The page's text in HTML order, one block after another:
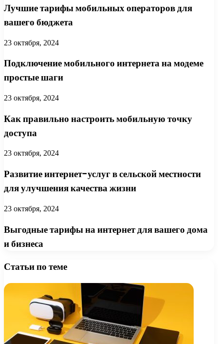
Лучшие тарифы мобильных операторов для
вашего бюджета
23 октября, 2024
Подключение мобильного интернета на модеме
простые шаги
23 октября, 2024
Как правильно настроить мобильную точку
доступа
23 октября, 2024
Развитие интернет-услуг в сельской местности
для улучшения качества жизни
23 октября, 2024
Выгодные тарифы на интернет для вашего дома
и бизнеса
Статьи по теме